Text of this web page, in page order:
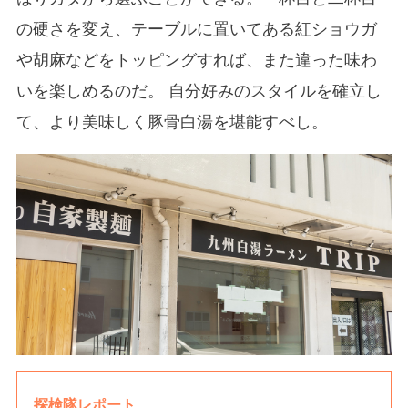
の硬さを変え、テーブルに置いてある紅ショウガ
や胡麻などをトッピングすれば、また違った味わ
いを楽しめるのだ。 自分好みのスタイルを確立し
て、より美味しく豚骨白湯を堪能すべし。
探検隊レポート